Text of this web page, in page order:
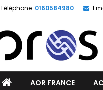
Téléphone: 0160584980
AOR FRANCE